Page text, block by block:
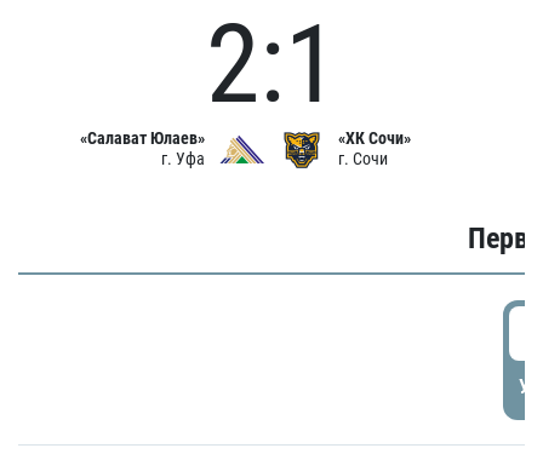
«Салават Юлаев»
г. Уфа
2:1
«ХК Сочи»
г. Сочи